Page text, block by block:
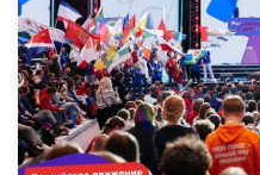
на I Съезде Российского
создании детского […]